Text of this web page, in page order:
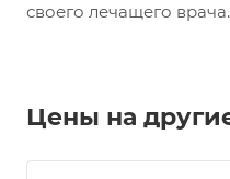
своего лечащего врача.
Цены на